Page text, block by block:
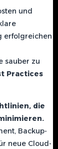
und
erfolgreichen
sauber zu
Practices
die
Backup-
neue Cloud-